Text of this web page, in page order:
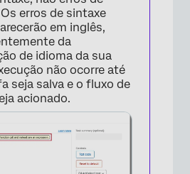
erros de sintaxe
em inglês,
da
de idioma da sua
não ocorre até
seja salva e o fluxo de
acionado.